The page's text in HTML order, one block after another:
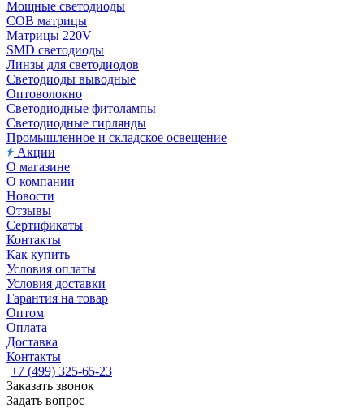
Мощные светодиоды
COB матрицы
Матрицы 220V
SMD светодиоды
Линзы для светодиодов
Светодиоды выводные
Оптоволокно
Светодиодные фитолампы
Светодиодные гирлянды
Промышленное и складское освещение
Акции
О магазине
О компании
Новости
Отзывы
Сертификаты
Контакты
Как купить
Условия оплаты
Условия доставки
Гарантия на товар
Оптом
Оплата
Доставка
Контакты
+7 (499) 325-65-23
Заказать звонок
Задать вопрос